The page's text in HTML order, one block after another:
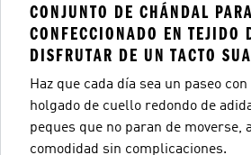
CONJUNTO DE CHÁNDAL
CONFECCIONADO EN TEJIDO
DISFRUTAR DE UN TACTO
Haz que cada día sea un paseo
holgado de cuello redondo de
peques que no paran de moverse,
comodidad sin complicaciones.